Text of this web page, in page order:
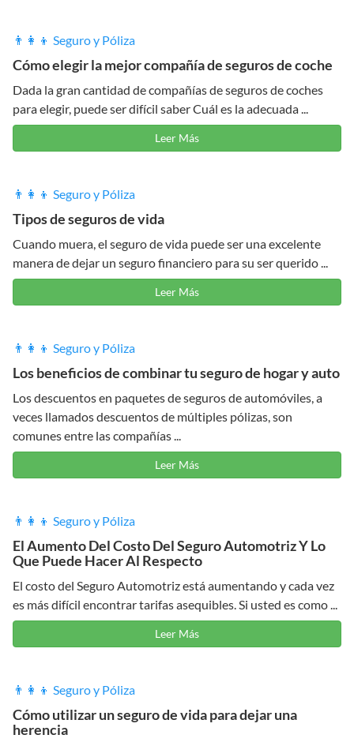
👨‍👩‍👦 Seguro y Póliza
Cómo elegir la mejor compañía de seguros de coche
Dada la gran cantidad de compañías de seguros de coches
para elegir, puede ser difícil saber Cuál es la adecuada ...
Leer Más
👨‍👩‍👦 Seguro y Póliza
Tipos de seguros de vida
Cuando muera, el seguro de vida puede ser una excelente
manera de dejar un seguro financiero para su ser querido ...
Leer Más
👨‍👩‍👦 Seguro y Póliza
Los beneficios de combinar tu seguro de hogar y auto
Los descuentos en paquetes de seguros de automóviles, a
veces llamados descuentos de múltiples pólizas, son
comunes entre las compañías ...
Leer Más
👨‍👩‍👦 Seguro y Póliza
El Aumento Del Costo Del Seguro Automotriz Y Lo
Que Puede Hacer Al Respecto
El costo del Seguro Automotriz está aumentando y cada vez
es más difícil encontrar tarifas asequibles. Si usted es como ...
Leer Más
👨‍👩‍👦 Seguro y Póliza
Cómo utilizar un seguro de vida para dejar una
herencia